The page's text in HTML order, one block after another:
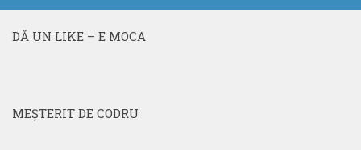
DĂ UN LIKE – E MOCA
MEŞTERIT DE CODRU